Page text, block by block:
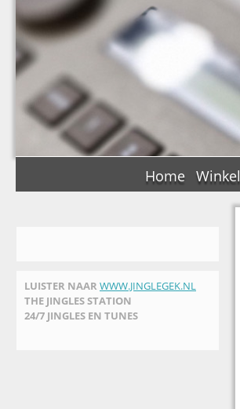
Home Winkel
LUISTER NAAR WWW.JINGLEGEK.NL
THE JINGLES STATION
24/7 JINGLES EN TUNES